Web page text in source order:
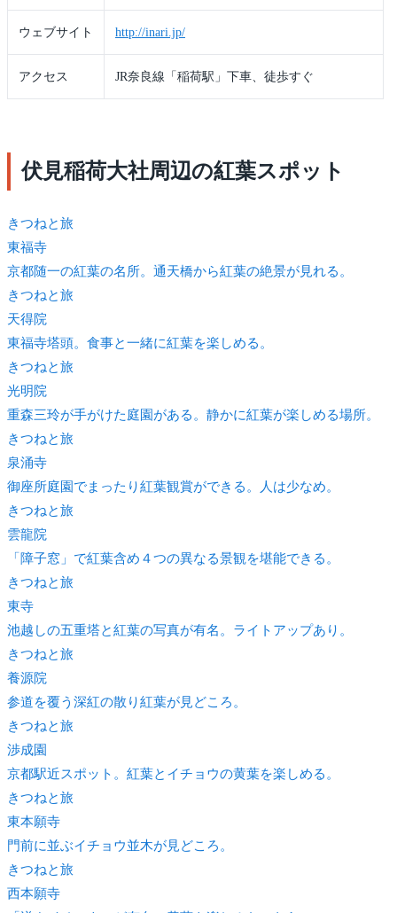
ウェブサイト http://inari.jp/
アクセス JR奈良線「稲荷駅」下車、徒歩すぐ
伏見稲荷大社周辺の紅葉スポット
きつねと旅
東福寺
京都随一の紅葉の名所。通天橋から紅葉の絶景が見れる。
きつねと旅
天得院
東福寺塔頭。食事と一緒に紅葉を楽しめる。
きつねと旅
光明院
重森三玲が手がけた庭園がある。静かに紅葉が楽しめる場所。
きつねと旅
泉涌寺
御座所庭園でまったり紅葉観賞ができる。人は少なめ。
きつねと旅
雲龍院
「障子窓」で紅葉含め４つの異なる景観を堪能できる。
きつねと旅
東寺
池越しの五重塔と紅葉の写真が有名。ライトアップあり。
きつねと旅
養源院
参道を覆う深紅の散り紅葉が見どころ。
きつねと旅
渉成園
京都駅近スポット。紅葉とイチョウの黄葉を楽しめる。
きつねと旅
東本願寺
門前に並ぶイチョウ並木が見どころ。
きつねと旅
西本願寺